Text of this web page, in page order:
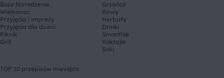
Boże Narodzenie
Wielkanoc
Przyjęcia i imprezy
Przyjęcia dla dzieci
Piknik
Grill
Grzańce
Kawy
Herbaty
Drinki
Smoothie
Koktajle
Soki
TOP 10 przepisów miesiąca